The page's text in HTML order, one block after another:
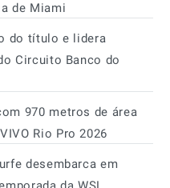
de Miami
do título e lidera
Circuito Banco do
970 metros de área
Rio Pro 2026
desembarca em